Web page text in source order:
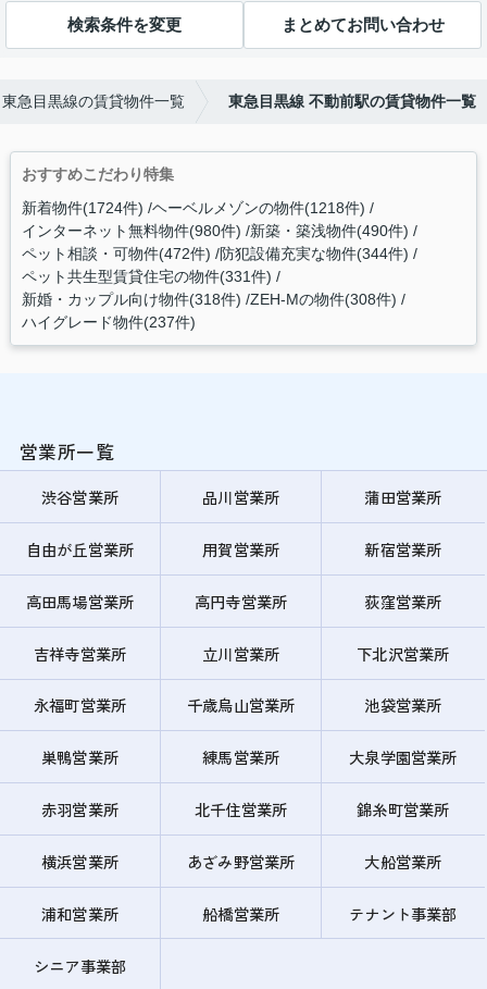
検索条件を変更 まとめてお問い合わせ
東急目黒線の賃貸物件一覧 東急目黒線 不動前駅の賃貸物件一覧
おすすめこだわり特集
新着物件(1724件) ヘーベルメゾンの物件(1218件)
インターネット無料物件(980件) 新築・築浅物件(490件)
ペット相談・可物件(472件) 防犯設備充実な物件(344件)
ペット共生型賃貸住宅の物件(331件)
新婚・カップル向け物件(318件) ZEH-Mの物件(308件)
ハイグレード物件(237件)
営業所一覧
渋谷営業所 品川営業所 蒲田営業所
自由が丘営業所 用賀営業所 新宿営業所
高田馬場営業所 高円寺営業所 荻窪営業所
吉祥寺営業所 立川営業所 下北沢営業所
永福町営業所 千歳烏山営業所 池袋営業所
巣鴨営業所 練馬営業所 大泉学園営業所
赤羽営業所 北千住営業所 錦糸町営業所
横浜営業所 あざみ野営業所 大船営業所
浦和営業所 船橋営業所 テナント事業部
シニア事業部